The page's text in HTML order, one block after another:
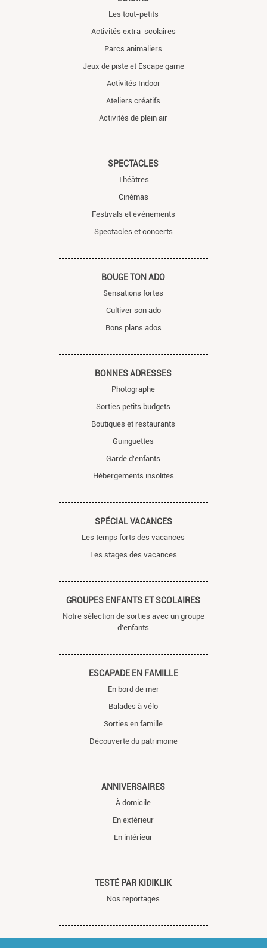
Les tout-petits
Activités extra-scolaires
Parcs animaliers
Jeux de piste et Escape game
Activités Indoor
Ateliers créatifs
Activités de plein air
SPECTACLES
Théâtres
Cinémas
Festivals et événements
Spectacles et concerts
BOUGE TON ADO
Sensations fortes
Cultiver son ado
Bons plans ados
BONNES ADRESSES
Photographe
Sorties petits budgets
Boutiques et restaurants
Guinguettes
Garde d'enfants
Hébergements insolites
SPÉCIAL VACANCES
Les temps forts des vacances
Les stages des vacances
GROUPES ENFANTS ET SCOLAIRES
Notre sélection de sorties avec un groupe
d'enfants
ESCAPADE EN FAMILLE
En bord de mer
Balades à vélo
Sorties en famille
Découverte du patrimoine
ANNIVERSAIRES
À domicile
En extérieur
En intérieur
TESTÉ PAR KIDIKLIK
Nos reportages